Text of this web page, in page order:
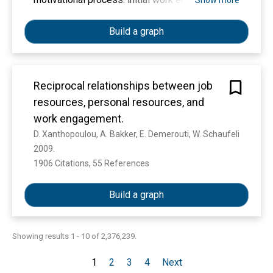
solar system epoch astrometry and photometry
are presented. Finally, Gaia DR2 also represents
a new materialisation of the celestial reference
first optical reference frame based solely on
extragalactic sources. There are notable
changes in the photometric system and the
catalogue source list with respect to Gaia DR1,
and we stress the need to consider the two data
releases as independent.
its turn, further increases work engagement.
Build a graph
Reciprocal relationships between job
resources, personal resources, and
work engagement.
D. Xanthopoulou, A. Bakker, E. Demerouti, W. Schaufeli
2009.
1906 Citations, 55 References
Build a graph
Showing results 1 - 10 of 2,376,239.
1 2 3 4 Next